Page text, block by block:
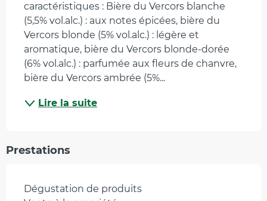
caractéristiques : Bière du Vercors blanche
(5,5% vol.alc.) : aux notes épicées, bière du
Vercors blonde (5% vol.alc.) : légère et
aromatique, bière du Vercors blonde-dorée
(6% vol.alc.) : parfumée aux fleurs de chanvre,
bière du Vercors ambrée (5%...
Lire la suite
Prestations
Dégustation de produits